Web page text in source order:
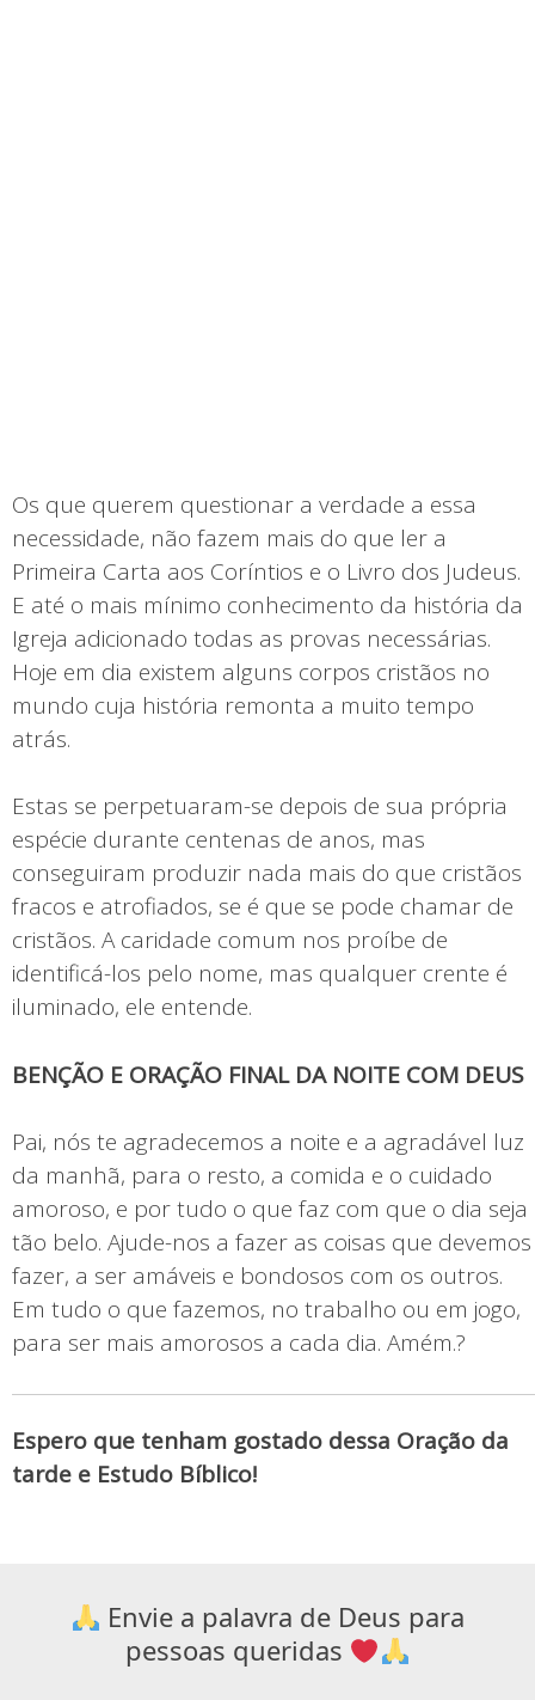
Os que querem questionar a verdade a essa
necessidade, não fazem mais do que ler a
Primeira Carta aos Coríntios e o Livro dos Judeus.
E até o mais mínimo conhecimento da história da
Igreja adicionado todas as provas necessárias.
Hoje em dia existem alguns corpos cristãos no
mundo cuja história remonta a muito tempo
atrás.
Estas se perpetuaram-se depois de sua própria
espécie durante centenas de anos, mas
conseguiram produzir nada mais do que cristãos
fracos e atrofiados, se é que se pode chamar de
cristãos. A caridade comum nos proíbe de
identificá-los pelo nome, mas qualquer crente é
iluminado, ele entende.
BENÇÃO E ORAÇÃO FINAL DA NOITE COM DEUS
Pai, nós te agradecemos a noite e a agradável luz
da manhã, para o resto, a comida e o cuidado
amoroso, e por tudo o que faz com que o dia seja
tão belo. Ajude-nos a fazer as coisas que devemos
fazer, a ser amáveis e bondosos com os outros.
Em tudo o que fazemos, no trabalho ou em jogo,
para ser mais amorosos a cada dia. Amém.?
Espero que tenham gostado dessa Oração da
tarde e Estudo Bíblico!
Envie a palavra de Deus para
pessoas queridas